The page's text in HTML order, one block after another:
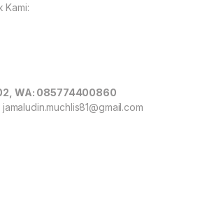
Kami:
WA: 085774400860